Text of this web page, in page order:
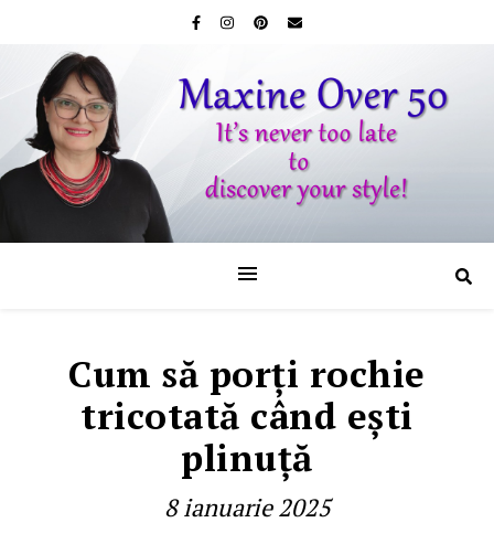
Cum să porţi rochie
tricotată când eşti
plinuţă
8 ianuarie 2025